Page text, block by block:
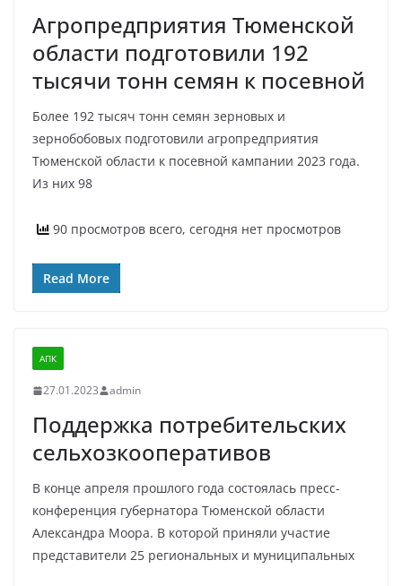
Агропредприятия Тюменской
области подготовили 192
тысячи тонн семян к посевной
Более 192 тысяч тонн семян зерновых и
зернобобовых подготовили агропредприятия
Тюменской области к посевной кампании 2023 года.
Из них 98
90 просмотров всего, сегодня нет просмотров
Read More
АПК
27.01.2023 admin
Поддержка потребительских
сельхозкооперативов
В конце апреля прошлого года состоялась пресс-
конференция губернатора Тюменской области
Александра Моора. В которой приняли участие
представители 25 региональных и муниципальных